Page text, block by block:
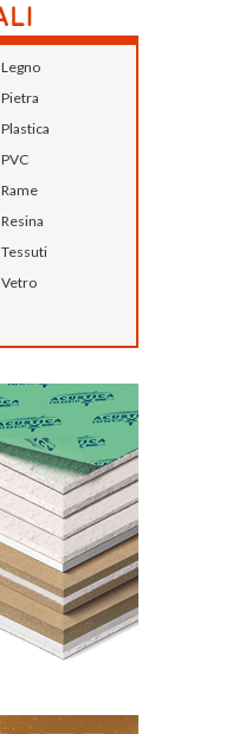
Legno
Pietra
Plastica
PVC
Rame
Resina
Tessuti
Vetro